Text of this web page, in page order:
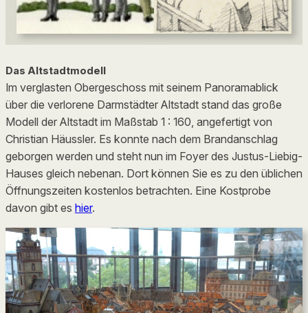
Das Altstadtmodell
Im verglasten Obergeschoss mit seinem Panoramablick
über die verlorene Darmstädter Altstadt stand das große
Modell der Altstadt im Maßstab 1 : 160, angefertigt von
Christian Häussler. Es konnte nach dem Brandanschlag
geborgen werden und steht nun im Foyer des Justus-Liebig-
Hauses gleich nebenan. Dort können Sie es zu den üblichen
Öffnungszeiten kostenlos betrachten. Eine Kostprobe
davon gibt es hier.